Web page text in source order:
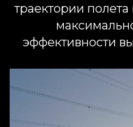
траектории
эффективности